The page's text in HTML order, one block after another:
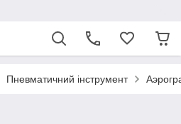
Пневматичний інструмент